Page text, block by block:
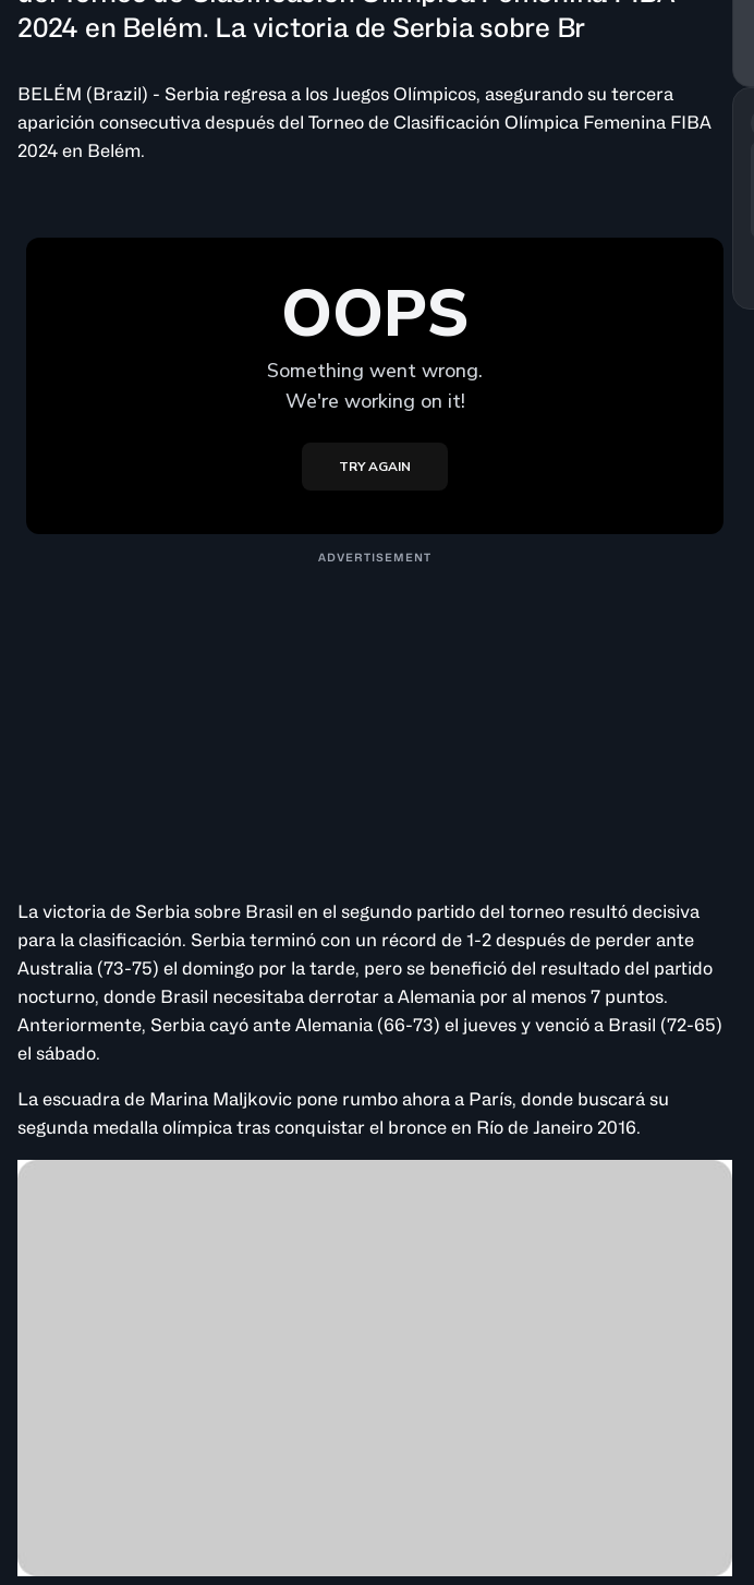
2024 en Belém. La victoria de Serbia sobre Br
BELÉM (Brazil) - Serbia regresa a los Juegos Olímpicos, asegurando su tercera
aparición consecutiva después del Torneo de Clasificación Olímpica Femenina FIBA
2024 en Belém.
La victoria de Serbia sobre Brasil en el segundo partido del torneo resultó decisiva
para la clasificación. Serbia terminó con un récord de 1-2 después de perder ante
Australia (73-75) el domingo por la tarde, pero se benefició del resultado del partido
nocturno, donde Brasil necesitaba derrotar a Alemania por al menos 7 puntos.
Anteriormente, Serbia cayó ante Alemania (66-73) el jueves y venció a Brasil (72-65)
el sábado.
La escuadra de Marina Maljkovic pone rumbo ahora a París, donde buscará su
segunda medalla olímpica tras conquistar el bronce en Río de Janeiro 2016.